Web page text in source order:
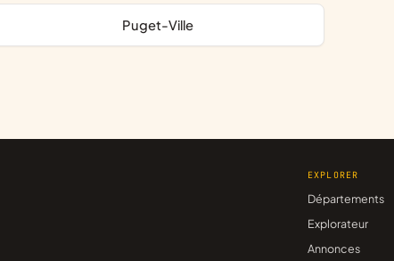
Puget-Ville
EXPLORER
Départements
Explorateur
Annonces